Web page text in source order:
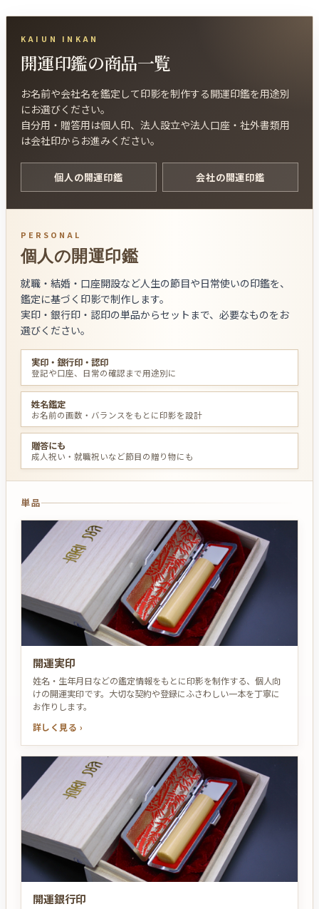
KAIUN INKAN
開運印鑑の商品一覧
お名前や会社名を鑑定して印影を制作する開運印鑑を用途別
にお選びください。
自分用・贈答用は個人印、法人設立や法人口座・社外書類用
は会社印からお進みください。
個人の開運印鑑 会社の開運印鑑
PERSONAL
個人の開運印鑑
就職・結婚・口座開設など人生の節目や日常使いの印鑑を、
鑑定に基づく印影で制作します。
実印・銀行印・認印の単品からセットまで、必要なものをお
選びください。
実印・銀行印・認印
登記や口座、日常の確認まで用途別に
姓名鑑定
お名前の画数・バランスをもとに印影を設計
贈答にも
成人祝い・就職祝いなど節目の贈り物にも
単品
開運実印
姓名・生年月日などの鑑定情報をもとに印影を制作する、個人向
けの開運実印です。大切な契約や登録にふさわしい一本を丁寧に
お作りします。
詳しく見る ›
開運銀行印